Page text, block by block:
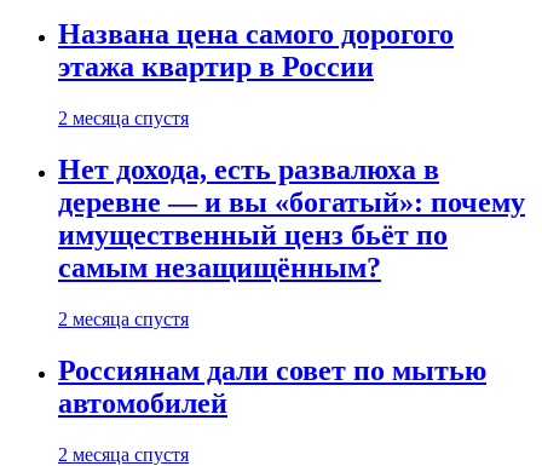
Названа цена самого дорогого
этажа квартир в России
2 месяца спустя
Нет дохода, есть развалюха в
деревне — и вы «богатый»: почему
имущественный ценз бьёт по
самым незащищённым?
2 месяца спустя
Россиянам дали совет по мытью
автомобилей
2 месяца спустя